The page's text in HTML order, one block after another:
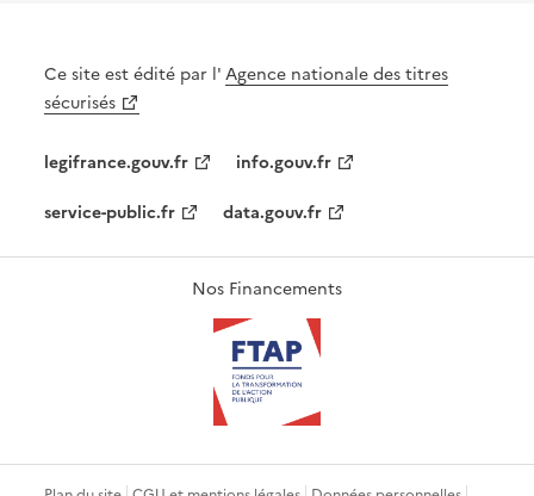
Ce site est édité par l'Agence nationale des titres
sécurisés
legifrance.gouv.fr
info.gouv.fr
service-public.fr
data.gouv.fr
Nos Financements